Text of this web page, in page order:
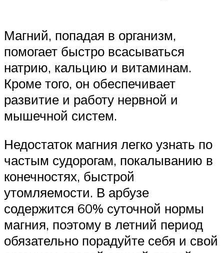
Магний, попадая в организм,
помогает быстро всасываться
натрию, кальцию и витаминам.
Кроме того, он обеспечивает
развитие и работу нервной и
мышечной систем.
Недостаток магния легко узнать по
частым судорогам, покалыванию в
конечностях, быстрой
утомляемости. В арбузе
содержится 60% суточной нормы
магния, поэтому в летний период
обязательно порадуйте себя и свой